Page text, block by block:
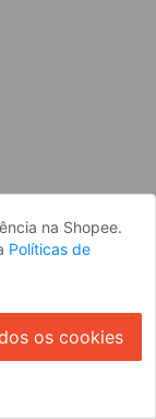
na Shopee.
Políticas de
os cookies